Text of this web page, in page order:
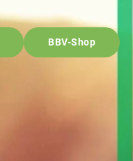
BBV-Shop